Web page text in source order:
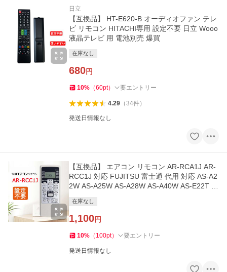
日立
【互換品】 HT-E620-B オーディオファン テレ
ビ リモコン HITACHI専用 設定不要 日立 Wooo
液晶テレビ 用 電池別売 爆買
在庫なし
680円
10% （60pt） 要エントリー
4.29（34件）
発送日情報なし
【互換品】 エアコン リモコン AR-RCA1J AR-
RCC1J 対応 FUJITSU 富士通 代用 対応 AS-A2
2W AS-A25W AS-A28W AS-A40W AS-E22T A
在庫なし
1,100円
10% （ 100pt） 要エントリー
発送日情報なし